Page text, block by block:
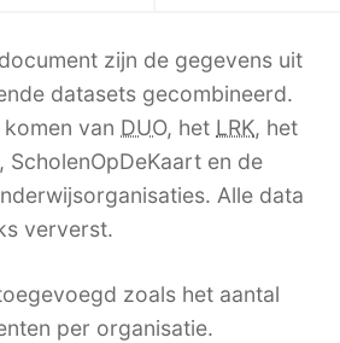
zijn de gegevens uit
datasets gecombineerd.
van DUO, het LRK, het
, ScholenOpDeKaart en de
Alle data
ververst.
zoals het aantal
per organisatie.